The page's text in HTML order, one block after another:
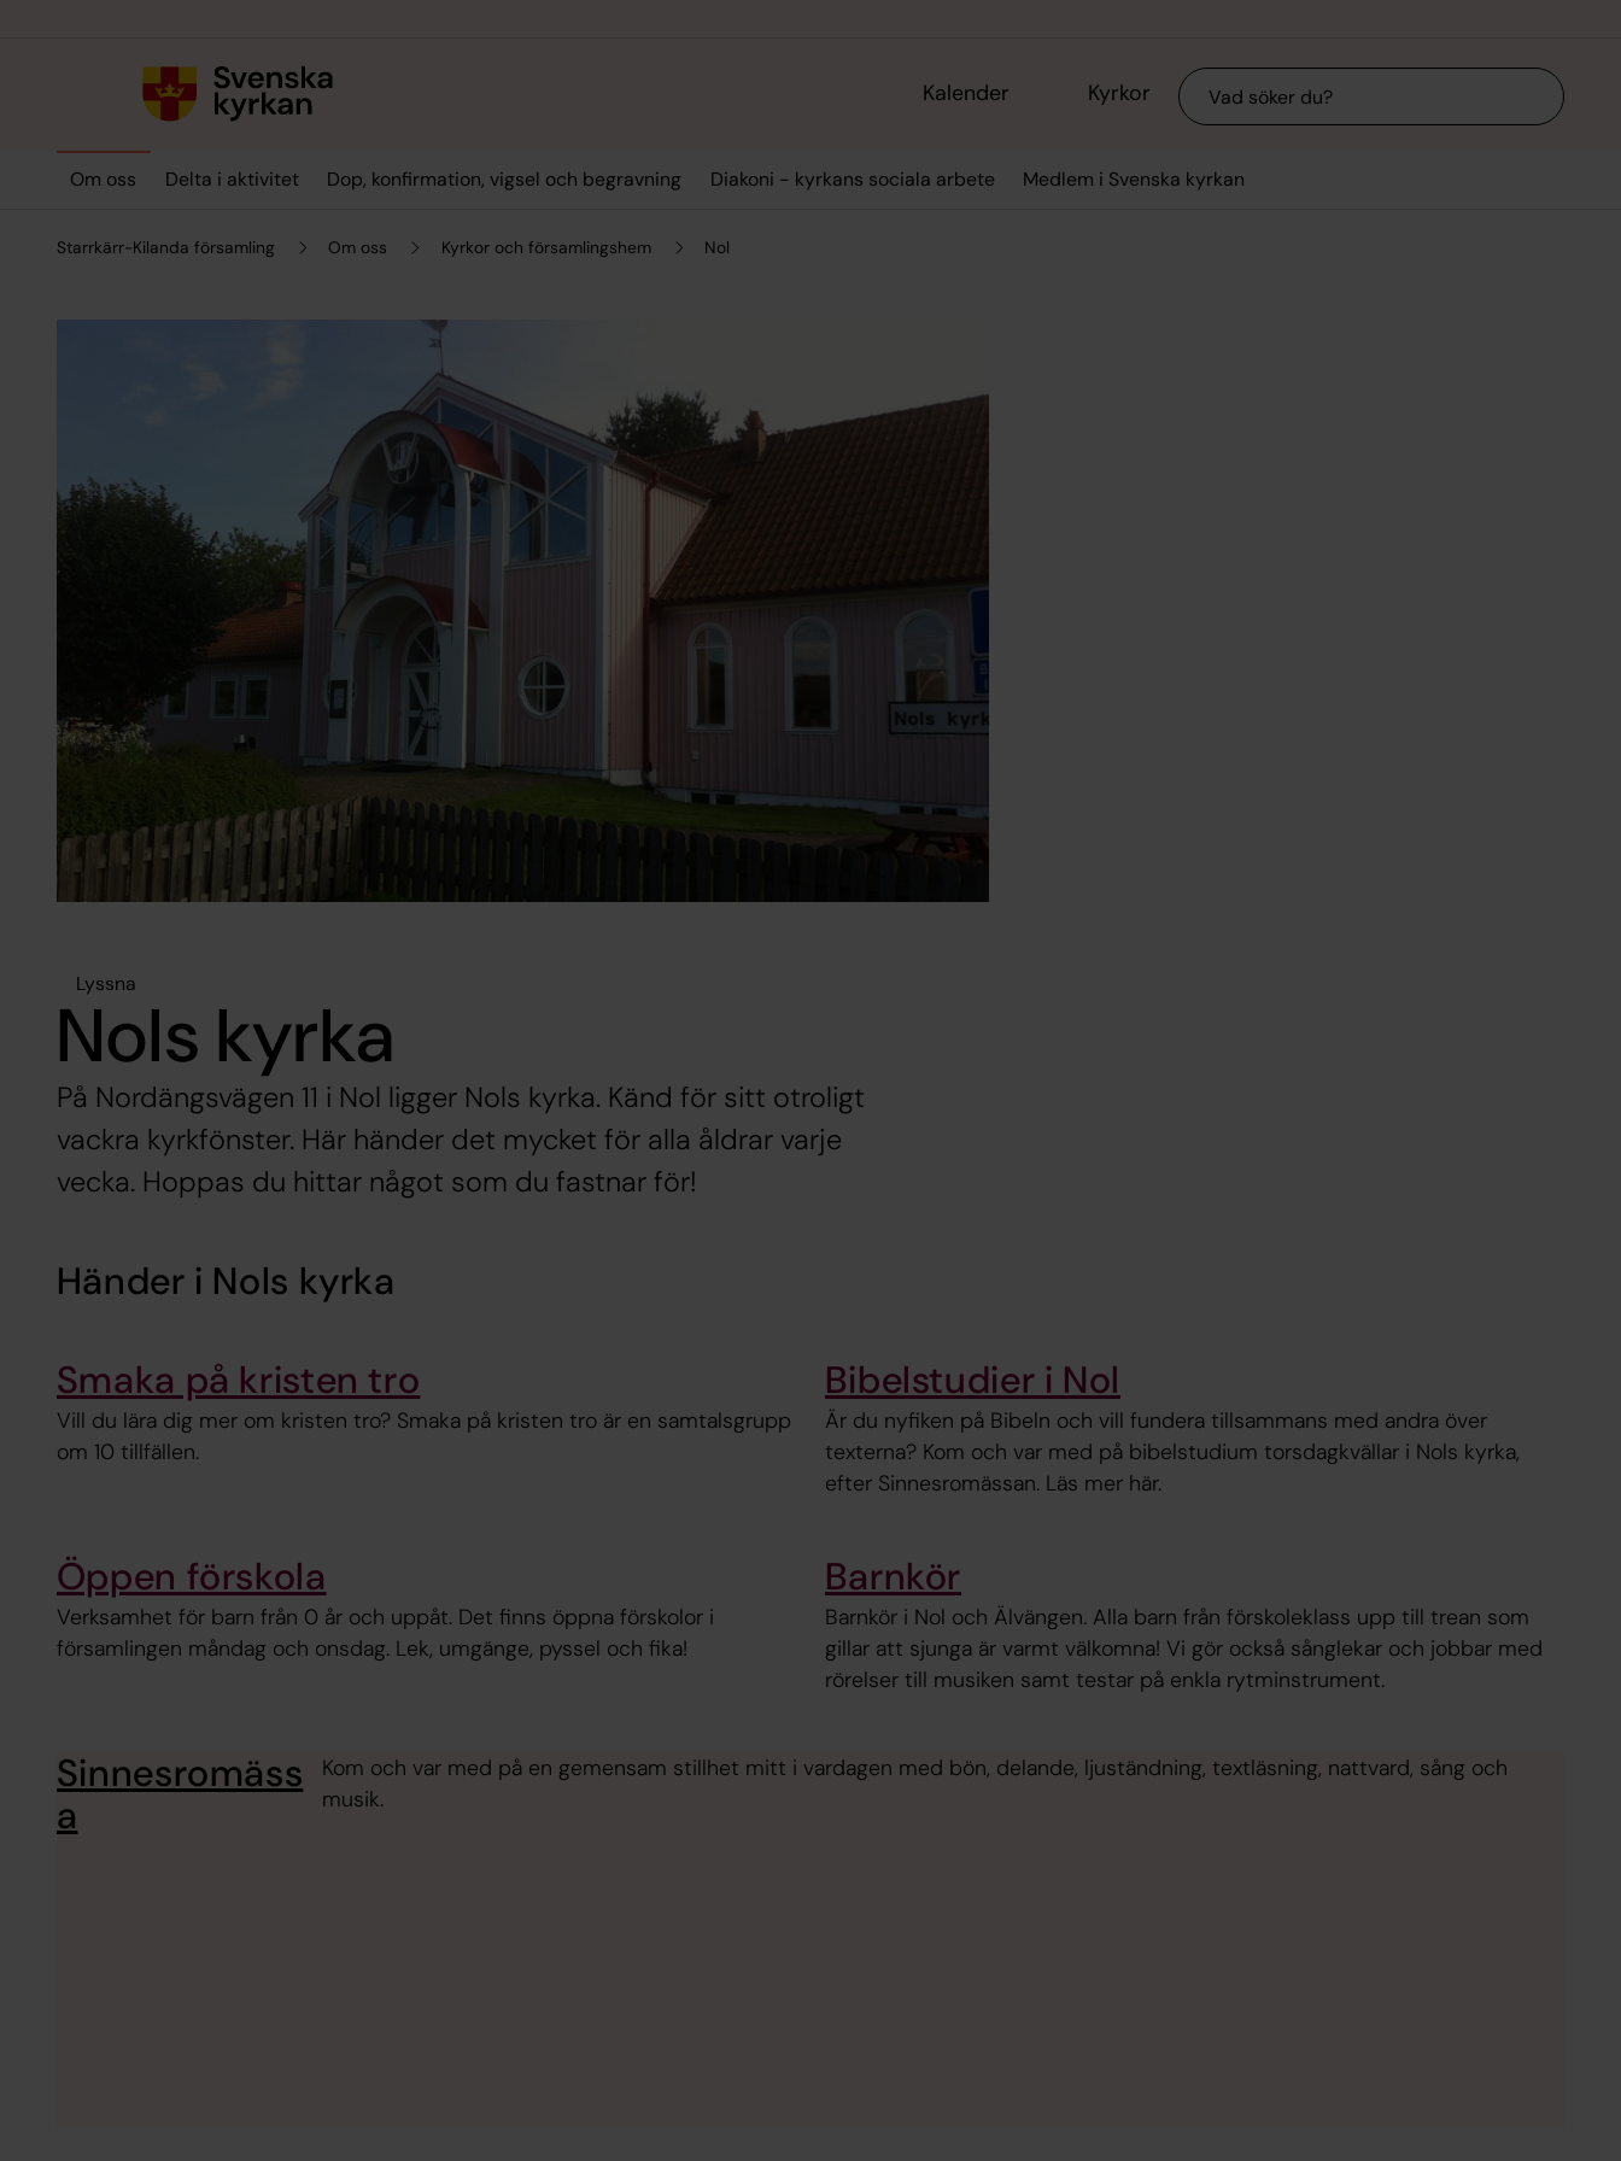
Kalender Kyrkor Sök
Om oss Delta i aktivitet Dop, konfirmation, vigsel och begravning Diakoni - kyrkans sociala arbete Medlem i Svenska kyrkan
Starrkärr-Kilanda församling Om oss Kyrkor och församlingshem Nol
Lyssna
Nols kyrka
På Nordängsvägen 11 i Nol ligger Nols kyrka. Känd för sitt otroligt
vackra kyrkfönster. Här händer det mycket för alla åldrar varje
vecka. Hoppas du hittar något som du fastnar för!
Händer i Nols kyrka
Smaka på kristen tro
Vill du lära dig mer om kristen tro? Smaka på kristen tro är en samtalsgrupp
om 10 tillfällen.
Bibelstudier i Nol
Är du nyfiken på Bibeln och vill fundera tillsammans med andra över
texterna? Kom och var med på bibelstudium torsdagkvällar i Nols kyrka,
efter Sinnesromässan. Läs mer här.
Öppen förskola
Verksamhet för barn från 0 år och uppåt. Det finns öppna förskolor i
församlingen måndag och onsdag. Lek, umgänge, pyssel och fika!
Barnkör
Barnkör i Nol och Älvängen. Alla barn från förskoleklass upp till trean som
gillar att sjunga är varmt välkomna! Vi gör också sånglekar och jobbar med
rörelser till musiken samt testar på enkla rytminstrument.
Sinnesromäss
a
Kom och var med på en gemensam stillhet mitt i vardagen med bön, delande, ljuständning, textläsning, nattvard, sång och
musik.